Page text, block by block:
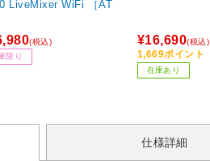
LiveMixer WiFi ［AT
(税込)
限り
¥16,690(税込)
1,669ポイント
在庫あり
仕様詳細